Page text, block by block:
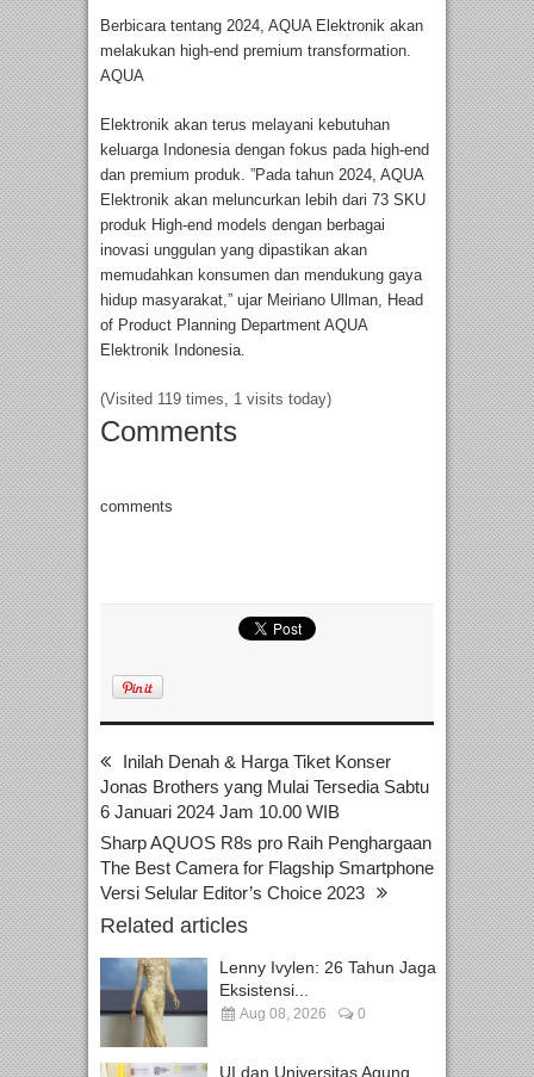
Berbicara tentang 2024, AQUA Elektronik akan
melakukan high-end premium transformation.
AQUA
Elektronik akan terus melayani kebutuhan
keluarga Indonesia dengan fokus pada high-end
dan premium produk. ”Pada tahun 2024, AQUA
Elektronik akan meluncurkan lebih dari 73 SKU
produk High-end models dengan berbagai
inovasi unggulan yang dipastikan akan
memudahkan konsumen dan mendukung gaya
hidup masyarakat,” ujar Meiriano Ullman, Head
of Product Planning Department AQUA
Elektronik Indonesia.
(Visited 119 times, 1 visits today)
Comments
comments
Inilah Denah & Harga Tiket Konser
Jonas Brothers yang Mulai Tersedia Sabtu
6 Januari 2024 Jam 10.00 WIB
Sharp AQUOS R8s pro Raih Penghargaan
The Best Camera for Flagship Smartphone
Versi Selular Editor’s Choice 2023
Related articles
Lenny Ivylen: 26 Tahun Jaga
Eksistensi...
Aug 08, 2026 0
UI dan Universitas Agung